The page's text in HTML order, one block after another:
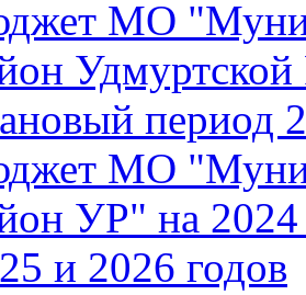
МО
период
МО
УР" на 2024
и 2026 годов